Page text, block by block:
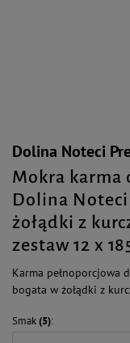
Dolina Noteci
Mokra karma
Dolina
żołądki z
zestaw 12 x
Karma pełnoporcjowa
bogata w żołądki z
Smak(5)